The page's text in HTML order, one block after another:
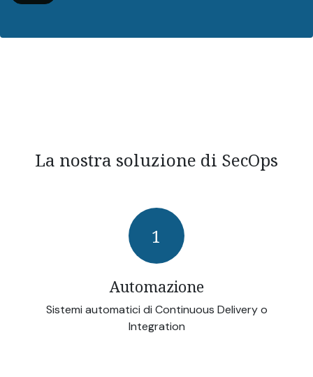
La nostra soluzione di SecOps
1
Automazione
Sistemi automatici di Continuous Delivery o
Integration